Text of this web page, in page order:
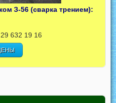
З-56 (сварка трением):
632 19 16